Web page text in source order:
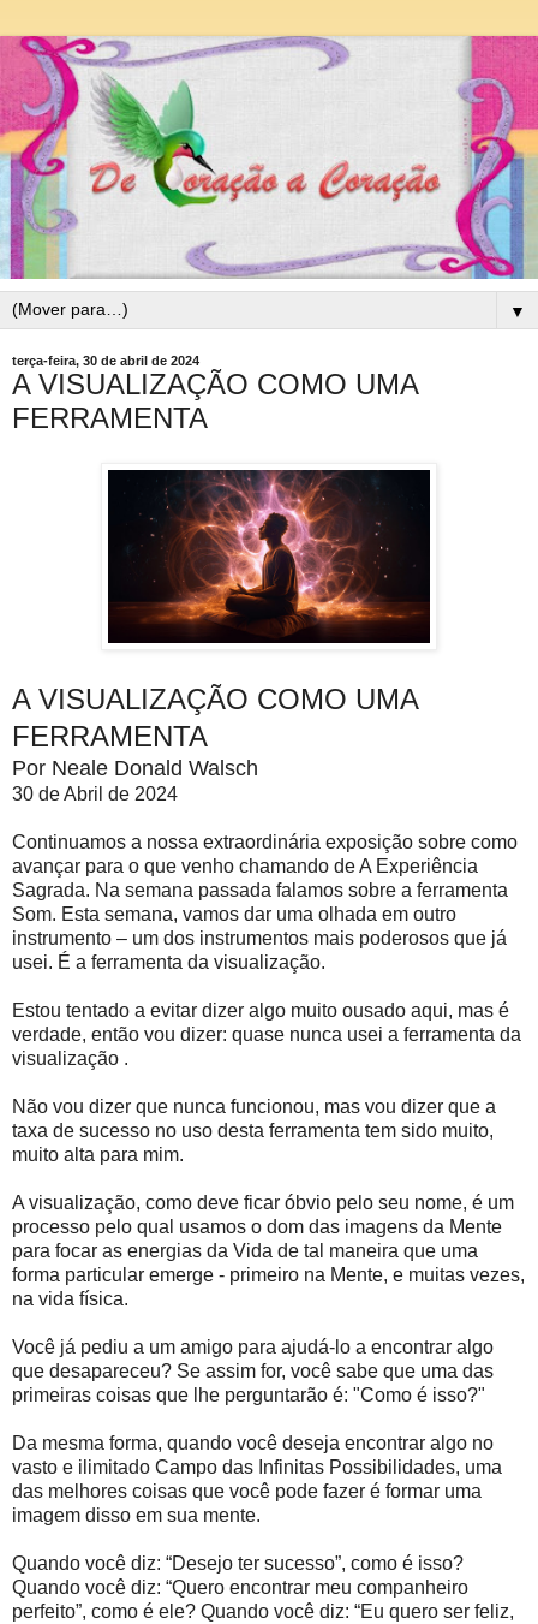
▼
terça-feira, 30 de abril de 2024
A VISUALIZAÇÃO COMO UMA
FERRAMENTA
A VISUALIZAÇÃO COMO UMA
FERRAMENTA
Por Neale Donald Walsch
30 de Abril de 2024
Continuamos a nossa extraordinária exposição sobre como
avançar para o que venho chamando de A Experiência
Sagrada. Na semana passada falamos sobre a ferramenta
Som. Esta semana, vamos dar uma olhada em outro
instrumento – um dos instrumentos mais poderosos que já
usei. É a ferramenta da visualização.
Estou tentado a evitar dizer algo muito ousado aqui, mas é
verdade, então vou dizer: quase nunca usei a ferramenta da
visualização .
Não vou dizer que nunca funcionou, mas vou dizer que a
taxa de sucesso no uso desta ferramenta tem sido muito,
muito alta para mim.
A visualização, como deve ficar óbvio pelo seu nome, é um
processo pelo qual usamos o dom das imagens da Mente
para focar as energias da Vida de tal maneira que uma
forma particular emerge - primeiro na Mente, e muitas vezes,
na vida física.
Você já pediu a um amigo para ajudá-lo a encontrar algo
que desapareceu? Se assim for, você sabe que uma das
primeiras coisas que lhe perguntarão é: "Como é isso?"
Da mesma forma, quando você deseja encontrar algo no
vasto e ilimitado Campo das Infinitas Possibilidades, uma
das melhores coisas que você pode fazer é formar uma
imagem disso em sua mente.
Quando você diz: “Desejo ter sucesso”, como é isso?
Quando você diz: “Quero encontrar meu companheiro
perfeito”, como é ele? Quando você diz: “Eu quero ser feliz,